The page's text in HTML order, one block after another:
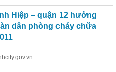
Hiệp – quận 12 hưởng
dân phòng cháy chữa